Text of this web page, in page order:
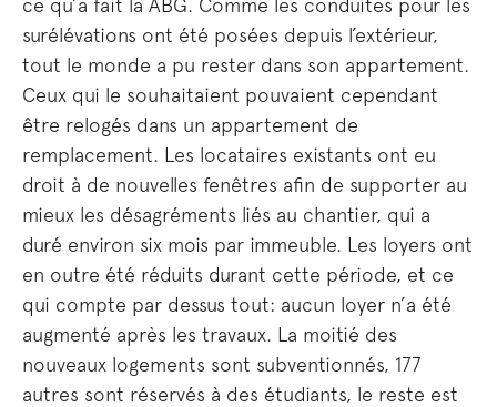
surélévations ont été posées depuis l’extérieur,
tout le monde a pu rester dans son appartement.
Ceux qui le souhaitaient pouvaient cependant
être relogés dans un appartement de
remplacement. Les locataires existants ont eu
droit à de nouvelles fenêtres afin de supporter au
mieux les désagréments liés au chantier, qui a
duré environ six mois par immeuble. Les loyers ont
en outre été réduits durant cette période, et ce
qui compte par dessus tout: aucun loyer n’a été
augmenté après les travaux. La moitié des
nouveaux logements sont subventionnés, 177
autres sont réservés à des étudiants, le reste est